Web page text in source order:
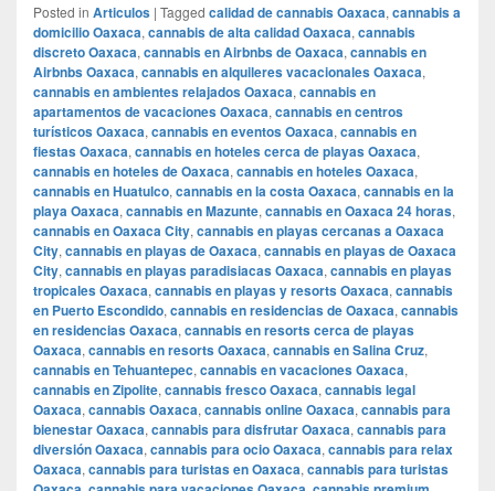
Posted in Articulos | Tagged calidad de cannabis Oaxaca, cannabis a
domicilio Oaxaca, cannabis de alta calidad Oaxaca, cannabis
discreto Oaxaca, cannabis en Airbnbs de Oaxaca, cannabis en
Airbnbs Oaxaca, cannabis en alquileres vacacionales Oaxaca,
cannabis en ambientes relajados Oaxaca, cannabis en
apartamentos de vacaciones Oaxaca, cannabis en centros
turísticos Oaxaca, cannabis en eventos Oaxaca, cannabis en
fiestas Oaxaca, cannabis en hoteles cerca de playas Oaxaca,
cannabis en hoteles de Oaxaca, cannabis en hoteles Oaxaca,
cannabis en Huatulco, cannabis en la costa Oaxaca, cannabis en la
playa Oaxaca, cannabis en Mazunte, cannabis en Oaxaca 24 horas,
cannabis en Oaxaca City, cannabis en playas cercanas a Oaxaca
City, cannabis en playas de Oaxaca, cannabis en playas de Oaxaca
City, cannabis en playas paradisiacas Oaxaca, cannabis en playas
tropicales Oaxaca, cannabis en playas y resorts Oaxaca, cannabis
en Puerto Escondido, cannabis en residencias de Oaxaca, cannabis
en residencias Oaxaca, cannabis en resorts cerca de playas
Oaxaca, cannabis en resorts Oaxaca, cannabis en Salina Cruz,
cannabis en Tehuantepec, cannabis en vacaciones Oaxaca,
cannabis en Zipolite, cannabis fresco Oaxaca, cannabis legal
Oaxaca, cannabis Oaxaca, cannabis online Oaxaca, cannabis para
bienestar Oaxaca, cannabis para disfrutar Oaxaca, cannabis para
diversión Oaxaca, cannabis para ocio Oaxaca, cannabis para relax
Oaxaca, cannabis para turistas en Oaxaca, cannabis para turistas